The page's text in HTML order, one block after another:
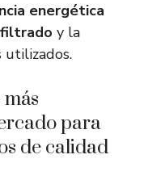
energética
filtrado y la
utilizados.
para
de calidad